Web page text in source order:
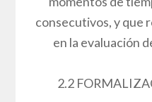
consecutivos, y que
en la evaluación
2.2